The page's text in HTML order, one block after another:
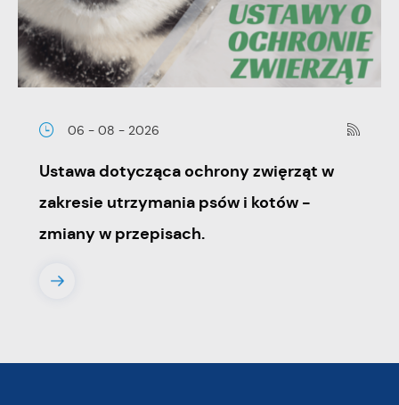
06 - 08 - 2026
Ustawa dotycząca ochrony zwięrząt w
zakresie utrzymania psów i kotów -
zmiany w przepisach.